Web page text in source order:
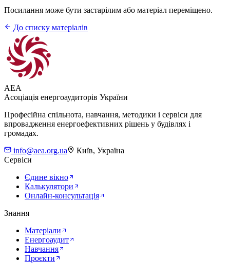
Посилання може бути застарілим або матеріал переміщено.
До списку матеріалів
AEA
Асоціація енергоаудиторів України
Професійна спільнота, навчання, методики і сервіси для
впровадження енергоефективних рішень у будівлях і
громадах.
info@aea.org.ua
Київ, Україна
Сервіси
Єдине вікно
Калькулятори
Онлайн-консультація
Знання
Матеріали
Енергоаудит
Навчання
Проєкти